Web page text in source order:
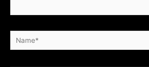
Name*